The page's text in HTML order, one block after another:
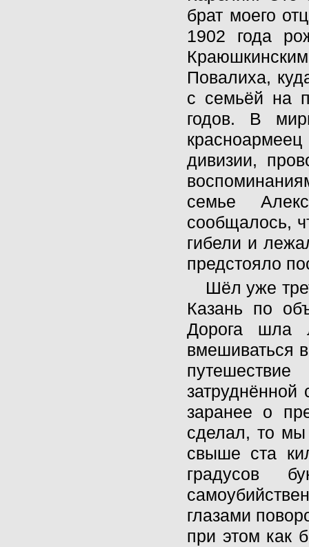
брат моего
1902 года
Повалиха,
с семьёй на
годов. В
дивизии,
семье
сообщалось,
гибели и
предстояло
Шёл уже
Казань по
Дорога шла
вмешиваться
затруднённой
заранее о
сделал, то мы
свыше ста
градусов
глазами
при этом как